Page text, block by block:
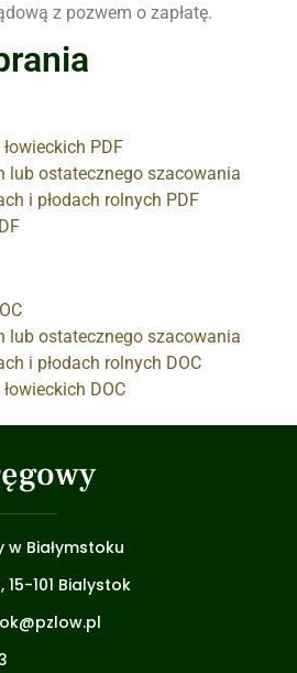
z pozwem o zapłatę.
PDF
lub ostatecznego szacowania
i płodach rolnych PDF
lub ostatecznego szacowania
i płodach rolnych DOC
DOC
Białymstoku
101 Bialystok